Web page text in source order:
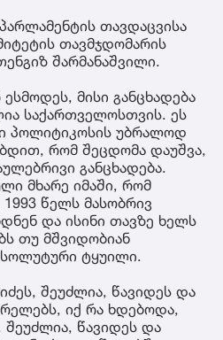
თავდაცვისა
თავმჯდომარის
შარმანაშვილი.
მისი განცხადება
საქართველოსთვის. ეს
პოლიტიკოსის უბრალოდ
რომ შეცდომა დაუშვა,
განცხადება.
მხარე იმაში, რომ
წელს მასობრივ
და ისინი თავზე ხელს
თუ მშვიდობიან
ტყუილი.
შეუძლია, წავიდეს და
იქ რა ხდებოდა,
შეუძლია, წავიდეს და